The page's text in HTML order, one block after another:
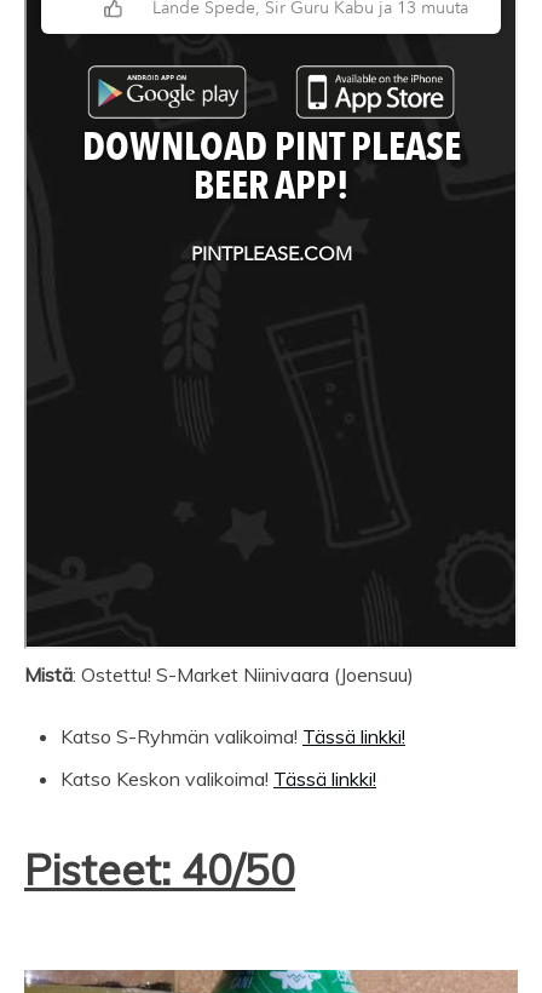
Mistä: Ostettu! S-Market Niinivaara (Joensuu)
Katso S-Ryhmän valikoima! Tässä linkki!
Katso Keskon valikoima! Tässä linkki!
Pisteet: 40/50